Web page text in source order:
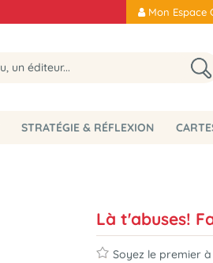
Mon Espace
STRATÉGIE & RÉFLEXION
Là t'abuses!
Soyez le premier